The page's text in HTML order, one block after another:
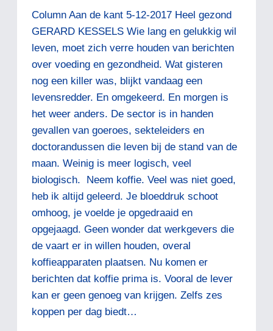
Column Aan de kant 5-12-2017 Heel gezond
GERARD KESSELS Wie lang en gelukkig wil
leven, moet zich verre houden van berichten
over voeding en gezondheid. Wat gisteren
nog een killer was, blijkt vandaag een
levensredder. En omgekeerd. En morgen is
het weer anders. De sector is in handen
gevallen van goeroes, sekteleiders en
doctorandussen die leven bij de stand van de
maan. Weinig is meer logisch, veel
biologisch. Neem koffie. Veel was niet goed,
heb ik altijd geleerd. Je bloeddruk schoot
omhoog, je voelde je opgedraaid en
opgejaagd. Geen wonder dat werkgevers die
de vaart er in willen houden, overal
koffieapparaten plaatsen. Nu komen er
berichten dat koffie prima is. Vooral de lever
kan er geen genoeg van krijgen. Zelfs zes
koppen per dag biedt…